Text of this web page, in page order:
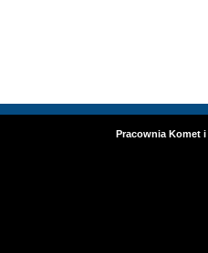
Pracownia Komet